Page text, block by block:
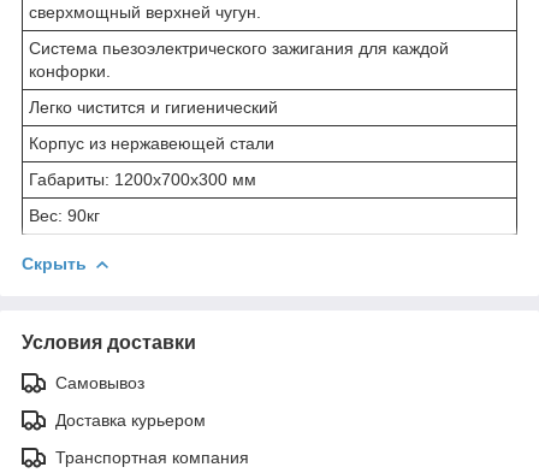
сверхмощный верхней чугун.
Система пьезоэлектрического зажигания для каждой
конфорки.
Легко чистится и гигиенический
Корпус из нержавеющей стали
Габариты: 1200x700x300 мм
Вес: 90кг
Скрыть
Условия доставки
Самовывоз
Доставка курьером
Транспортная компания